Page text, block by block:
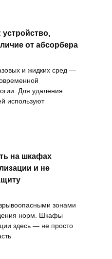
устройство,
от абсорбера
и жидких сред —
Для удаления
используют
на шкафах
и не
зонами
норм. Шкафы
здесь — не просто